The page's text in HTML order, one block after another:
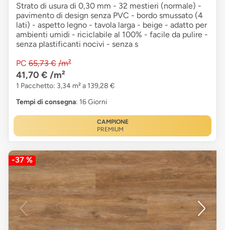
Strato di usura di 0,30 mm - 32 mestieri (normale) -
pavimento di design senza PVC - bordo smussato (4
lati) - aspetto legno - tavola larga - beige - adatto per
ambienti umidi - riciclabile al 100% - facile da pulire -
senza plastificanti nocivi - senza s
PC 65,73 € /m²
41,70 € /m²
1 Pacchetto: 3,34 m² a 139,28 €
Tempi di consegna: 16 Giorni
CAMPIONE
PREMIUM
-37 %